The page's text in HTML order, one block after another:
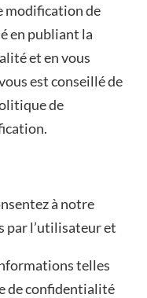
modification de
en publiant la
et en vous
est conseillé de
de
à notre
par l’utilisateur et
telles
de confidentialité